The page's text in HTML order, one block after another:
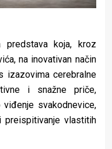
predstava koja, kroz
na inovativan način
izazovima cerebralne
i snažne priče,
svakodnevice,
preispitivanje vlastitih